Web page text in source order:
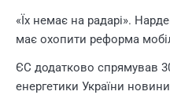
«Їх немає на радарі».
має охопити реформа
ЄС додатково спрямував
енергетики України